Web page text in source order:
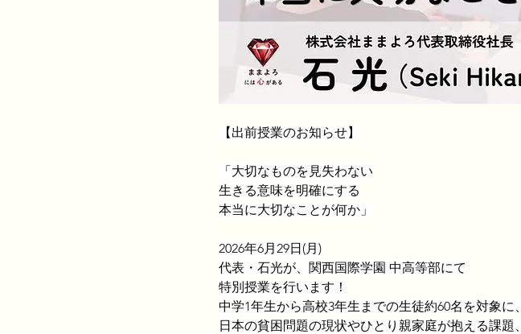
【出前授業のお知らせ】
「大切なものを見失わない
生きる意味を明確にする
本当に大切なことが何か」
2026年6月29日(月)
代表・石光が、関西国際学園 中高等部にて
特別授業を行います！
中学1年生から高校3年生までの生徒約60名を対象に、
日本の貧困問題の現状やひとり親家庭が抱える課題、